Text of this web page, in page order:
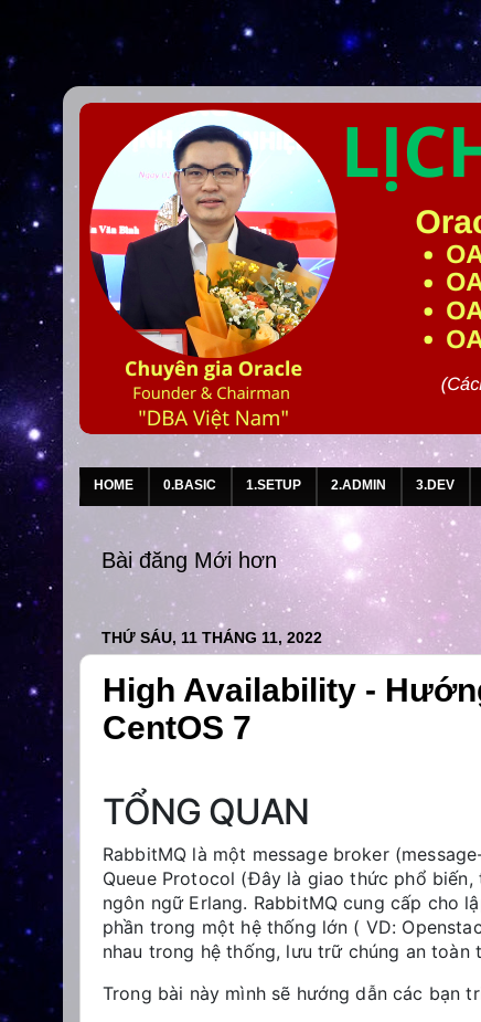
HOME 0.BASIC 1.SETUP 2.ADMIN 3.DEV
Bài đăng Mới hơn
THỨ SÁU, 11 THÁNG 11, 2022
High Availability -
CentOS 7
TỔNG QUAN
RabbitMQ là một message broker
Queue Protocol (Đây là giao thức phổ
ngôn ngữ Erlang. RabbitMQ cung cấp cho
phần trong một hệ thống lớn ( VD:
nhau trong hệ thống, lưu trữ chúng an toàn
Trong bài này mình sẽ hướng dẫn các bạn